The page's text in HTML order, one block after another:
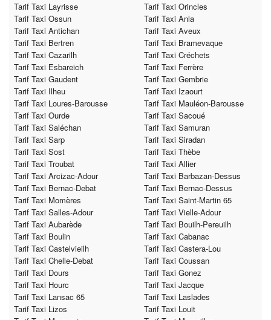
Tarif Taxi Layrisse
Tarif Taxi Orincles
Tarif Taxi Ossun
Tarif Taxi Anla
Tarif Taxi Antichan
Tarif Taxi Aveux
Tarif Taxi Bertren
Tarif Taxi Bramevaque
Tarif Taxi Cazarilh
Tarif Taxi Créchets
Tarif Taxi Esbareich
Tarif Taxi Ferrère
Tarif Taxi Gaudent
Tarif Taxi Gembrie
Tarif Taxi Ilheu
Tarif Taxi Izaourt
Tarif Taxi Loures-Barousse
Tarif Taxi Mauléon-Barousse
Tarif Taxi Ourde
Tarif Taxi Sacoué
Tarif Taxi Saléchan
Tarif Taxi Samuran
Tarif Taxi Sarp
Tarif Taxi Siradan
Tarif Taxi Sost
Tarif Taxi Thèbe
Tarif Taxi Troubat
Tarif Taxi Allier
Tarif Taxi Arcizac-Adour
Tarif Taxi Barbazan-Dessus
Tarif Taxi Bernac-Debat
Tarif Taxi Bernac-Dessus
Tarif Taxi Momères
Tarif Taxi Saint-Martin 65
Tarif Taxi Salles-Adour
Tarif Taxi Vielle-Adour
Tarif Taxi Aubarède
Tarif Taxi Bouilh-Pereuilh
Tarif Taxi Boulin
Tarif Taxi Cabanac
Tarif Taxi Castelvieilh
Tarif Taxi Castera-Lou
Tarif Taxi Chelle-Debat
Tarif Taxi Coussan
Tarif Taxi Dours
Tarif Taxi Gonez
Tarif Taxi Hourc
Tarif Taxi Jacque
Tarif Taxi Lansac 65
Tarif Taxi Laslades
Tarif Taxi Lizos
Tarif Taxi Louit